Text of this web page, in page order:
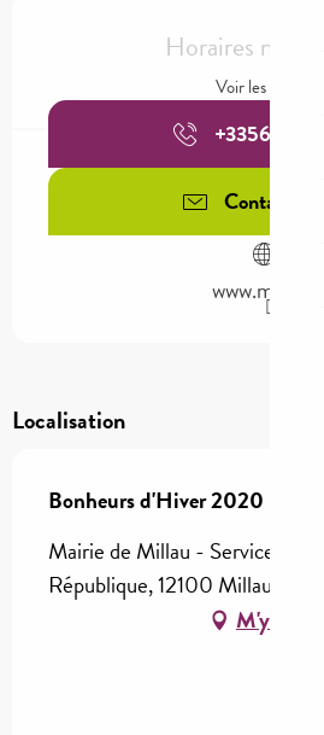
Horaires non
Voir les horaires
+335655950
Contactez-
www.millau.fr
Localisation
Bonheurs d'Hiver 2020
Mairie de Millau - Service
République, 12100 Millau
M'y rendre